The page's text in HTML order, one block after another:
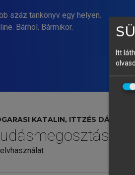
száz tankönyv egy helyen.
Bárhol. Bármikor.
KATALIN, ITTZÉS DÁNIEL,
Itt